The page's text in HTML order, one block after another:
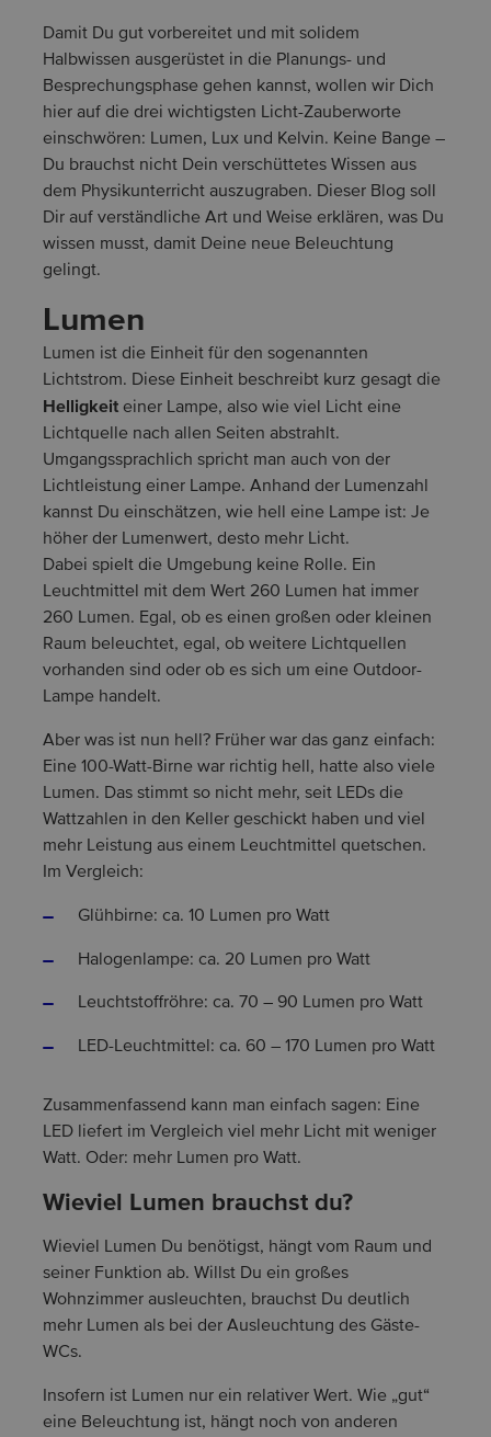
Damit Du gut vorbereitet und mit solidem
Halbwissen ausgerüstet in die Planungs- und
Besprechungsphase gehen kannst, wollen wir Dich
hier auf die drei wichtigsten Licht-Zauberworte
einschwören: Lumen, Lux und Kelvin. Keine Bange –
Du brauchst nicht Dein verschüttetes Wissen aus
dem Physikunterricht auszugraben. Dieser Blog soll
Dir auf verständliche Art und Weise erklären, was Du
wissen musst, damit Deine neue Beleuchtung
gelingt.
Lumen
Lumen ist die Einheit für den sogenannten
Lichtstrom. Diese Einheit beschreibt kurz gesagt die
Helligkeit einer Lampe, also wie viel Licht eine
Lichtquelle nach allen Seiten abstrahlt.
Umgangssprachlich spricht man auch von der
Lichtleistung einer Lampe. Anhand der Lumenzahl
kannst Du einschätzen, wie hell eine Lampe ist: Je
höher der Lumenwert, desto mehr Licht.
Dabei spielt die Umgebung keine Rolle. Ein
Leuchtmittel mit dem Wert 260 Lumen hat immer
260 Lumen. Egal, ob es einen großen oder kleinen
Raum beleuchtet, egal, ob weitere Lichtquellen
vorhanden sind oder ob es sich um eine Outdoor-
Lampe handelt.
Aber was ist nun hell? Früher war das ganz einfach:
Eine 100-Watt-Birne war richtig hell, hatte also viele
Lumen. Das stimmt so nicht mehr, seit LEDs die
Wattzahlen in den Keller geschickt haben und viel
mehr Leistung aus einem Leuchtmittel quetschen.
Im Vergleich:
Glühbirne: ca. 10 Lumen pro Watt
Halogenlampe: ca. 20 Lumen pro Watt
Leuchtstoffröhre: ca. 70 – 90 Lumen pro Watt
LED-Leuchtmittel: ca. 60 – 170 Lumen pro Watt
Zusammenfassend kann man einfach sagen: Eine
LED liefert im Vergleich viel mehr Licht mit weniger
Watt. Oder: mehr Lumen pro Watt.
Wieviel Lumen brauchst du?
Wieviel Lumen Du benötigst, hängt vom Raum und
seiner Funktion ab. Willst Du ein großes
Wohnzimmer ausleuchten, brauchst Du deutlich
mehr Lumen als bei der Ausleuchtung des Gäste-
WCs.
Insofern ist Lumen nur ein relativer Wert. Wie „gut“
eine Beleuchtung ist, hängt noch von anderen